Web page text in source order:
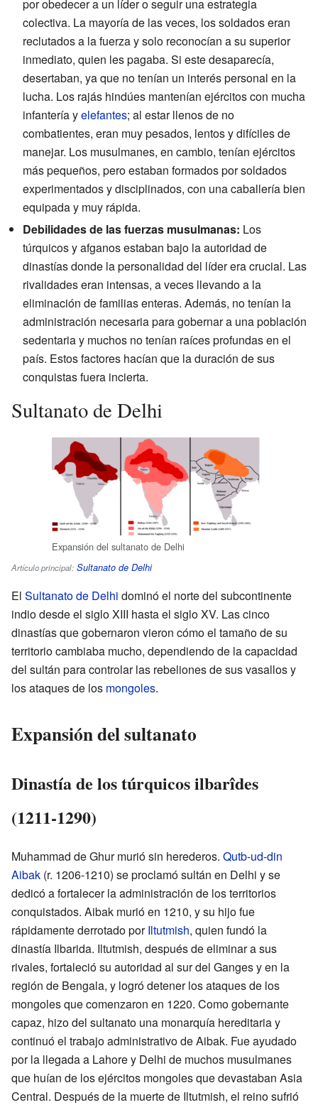
por obedecer a un líder o seguir una estrategia
colectiva. La mayoría de las veces, los soldados eran
reclutados a la fuerza y solo reconocían a su superior
inmediato, quien les pagaba. Si este desaparecía,
desertaban, ya que no tenían un interés personal en la
lucha. Los rajás hindúes mantenían ejércitos con mucha
infantería yelefantes; al estar llenos de no
combatientes, eran muy pesados, lentos y difíciles de
manejar. Los musulmanes, en cambio, tenían ejércitos
más pequeños, pero estaban formados por soldados
experimentados y disciplinados, con una caballería bien
equipada y muy rápida.
Debilidades de las fuerzas musulmanas: Los
túrquicos y afganos estaban bajo la autoridad de
dinastías donde la personalidad del líder era crucial. Las
rivalidades eran intensas, a veces llevando a la
eliminación de familias enteras. Además, no tenían la
administración necesaria para gobernar a una población
sedentaria y muchos no tenían raíces profundas en el
país. Estos factores hacían que la duración de sus
conquistas fuera incierta.
Sultanato de Delhi
Expansión del sultanato de Delhi
Artículo principal: Sultanato de Delhi
El Sultanato de Delhi dominó el norte del subcontinente
indio desde el siglo XIII hasta el siglo XV. Las cinco
dinastías que gobernaron vieron cómo el tamaño de su
territorio cambiaba mucho, dependiendo de la capacidad
del sultán para controlar las rebeliones de sus vasallos y
los ataques de los mongoles.
Expansión del sultanato
Dinastía de los túrquicos ilbarîdes
(1211-1290)
Muhammad de Ghur murió sin herederos. Qutb-ud-din
Aibak (r. 1206-1210) se proclamó sultán en Delhi y se
dedicó a fortalecer la administración de los territorios
conquistados. Aibak murió en 1210, y su hijo fue
rápidamente derrotado porIltutmish, quien fundó la
dinastía Ilbarida. Iltutmish, después de eliminar a sus
rivales, fortaleció su autoridad al sur del Ganges y en la
región de Bengala, y logró detener los ataques de los
mongoles que comenzaron en 1220. Como gobernante
capaz, hizo del sultanato una monarquía hereditaria y
continuó el trabajo administrativo de Aibak. Fue ayudado
por la llegada a Lahore y Delhi de muchos musulmanes
que huían de los ejércitos mongoles que devastaban Asia
Central. Después de la muerte de Iltutmish, el reino sufrió